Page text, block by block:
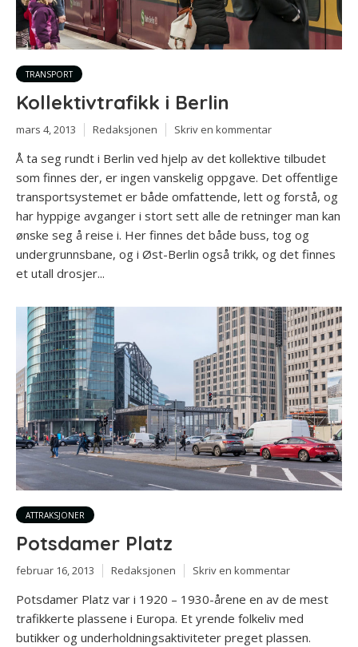
TRANSPORT
Kollektivtrafikk i Berlin
mars 4, 2013 Redaksjonen Skriv en kommentar
Å ta seg rundt i Berlin ved hjelp av det kollektive tilbudet
som finnes der, er ingen vanskelig oppgave. Det offentlige
transportsystemet er både omfattende, lett og forstå, og
har hyppige avganger i stort sett alle de retninger man kan
ønske seg å reise i. Her finnes det både buss, tog og
undergrunnsbane, og i Øst-Berlin også trikk, og det finnes
et utall drosjer...
ATTRAKSJONER
Potsdamer Platz
februar 16, 2013 Redaksjonen Skriv en kommentar
Potsdamer Platz var i 1920 – 1930-årene en av de mest
trafikkerte plassene i Europa. Et yrende folkeliv med
butikker og underholdningsaktiviteter preget plassen.